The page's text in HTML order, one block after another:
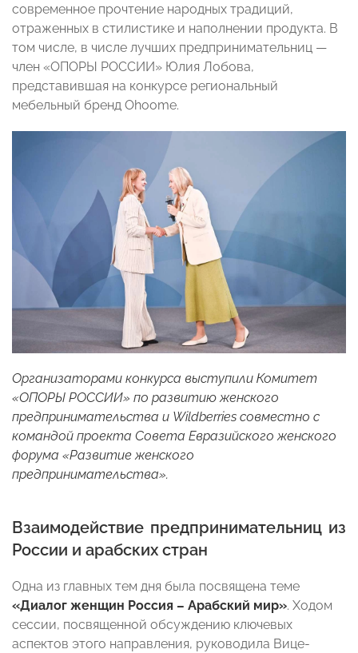
современное прочтение народных традиций,
отраженных в стилистике и наполнении продукта. В
том числе, в числе лучших предпринимательниц —
член «ОПОРЫ РОССИИ» Юлия Лобова,
представившая на конкурсе региональный
мебельный бренд Ohoome.
Организаторами конкурса выступили Комитет
«ОПОРЫ РОССИИ» по развитию женского
предпринимательства и Wildberries совместно с
командой проекта Совета Евразийского женского
форума «Развитие женского
предпринимательства».
Взаимодействие предпринимательниц из
России и арабских стран
Одна из главных тем дня была посвящена теме
«Диалог женщин Россия – Арабский мир». Ходом
сессии, посвященной обсуждению ключевых
аспектов этого направления, руководила Вице-